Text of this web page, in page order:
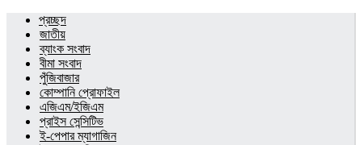
প্রচ্ছদ
জাতীয়
ব্যাংক সংবাদ
বীমা সংবাদ
পুঁজিবাজার
কোম্পানি প্রোফাইল
এজিএম/ইজিএম
প্রাইস সেন্সিটিভ
ই-পেপার ম্যাগাজিন